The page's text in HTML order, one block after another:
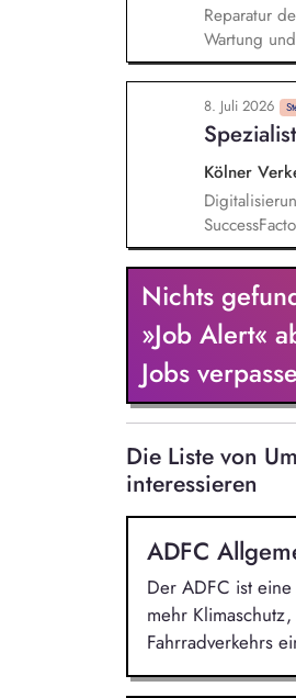
Reparatur
Wartung
von
8. Juli 2026
Kölner
Prozesse
betreuen &
Umsetzung
Nichts
»Job Alert«
Jobs
Die Liste von
interessieren
ADFC
Der ADFC ist
mehr
Fahrradverkehrs